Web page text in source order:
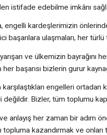
istifade edebilme imkânı
engelli kardeşlerimizin
başarılara ulaşmaları, her
ve ülkemizin bayrağını
başarısı bizlerin gurur
engelleri ortadan
Bizler, tüm toplumu
anlayış her zaman bir adım
topluma kazandırmak ve